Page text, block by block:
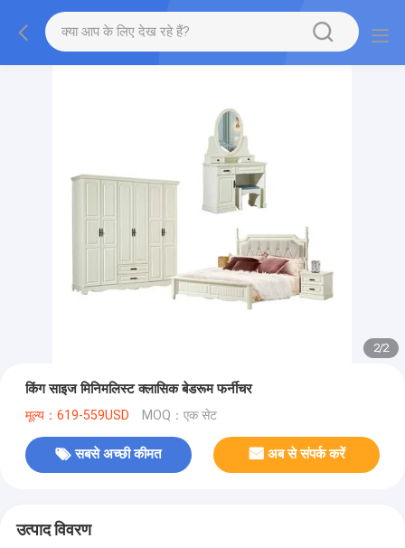
2/2
किंग साइज मिनिमलिस्ट क्लासिक बेडरूम फर्नीचर
मूल्य：619-559USD MOQ：एक सेट
सबसे अच्छी कीमत अब से संपर्क करें
उत्पाद विवरण